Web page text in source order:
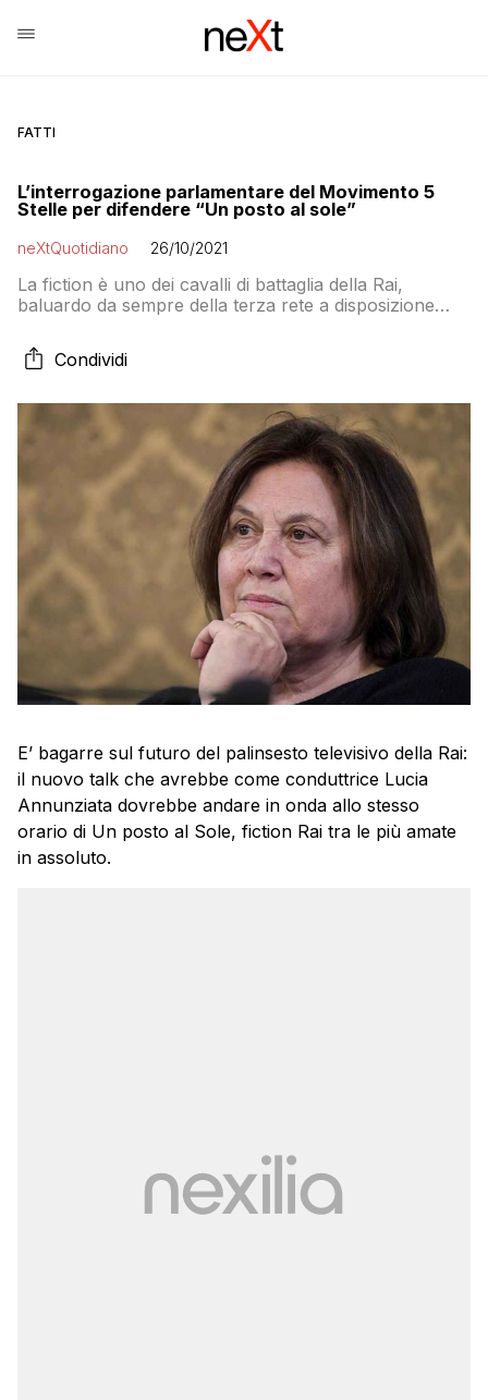
FATTI
L’interrogazione parlamentare del Movimento 5
Stelle per difendere “Un posto al sole”
neXtQuotidiano 26/10/2021
La fiction è uno dei cavalli di battaglia della Rai,
baluardo da sempre della terza rete a disposizione
Condividi
E’ bagarre sul futuro del palinsesto televisivo della Rai:
il nuovo talk che avrebbe come conduttrice Lucia
Annunziata dovrebbe andare in onda allo stesso
orario di Un posto al Sole, fiction Rai tra le più amate
in assoluto.